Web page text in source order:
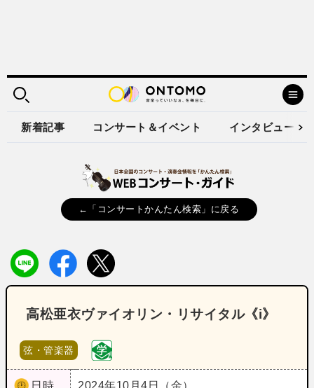
新着記事 コンサート＆イベント インタビュー
←「コンサートかんたん検索」に戻る
高松亜衣ヴァイオリン・リサイタル《i》
弦・管楽器
日時
2024年10月4日（金）